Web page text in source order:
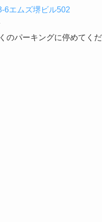
6エムズ堺ビル502
のパーキングに停めてく